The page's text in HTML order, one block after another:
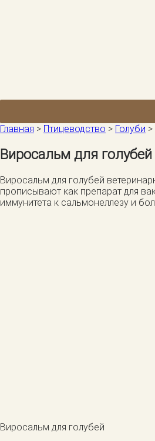
Главная > Птицеводство > Голуби >
Виросальм для голубей
Виросальм для голубей
прописывают как препарат для
иммунитета к сальмонеллезу и
Виросальм для голубей